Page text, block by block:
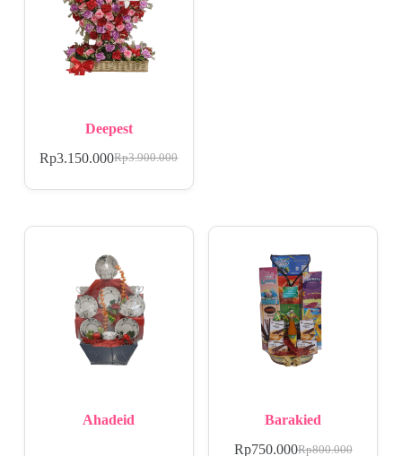
Deepest
Rp3.900.000
Rp3.150.000
Ahadeid Barakied
Rp800.000
Rp750.000